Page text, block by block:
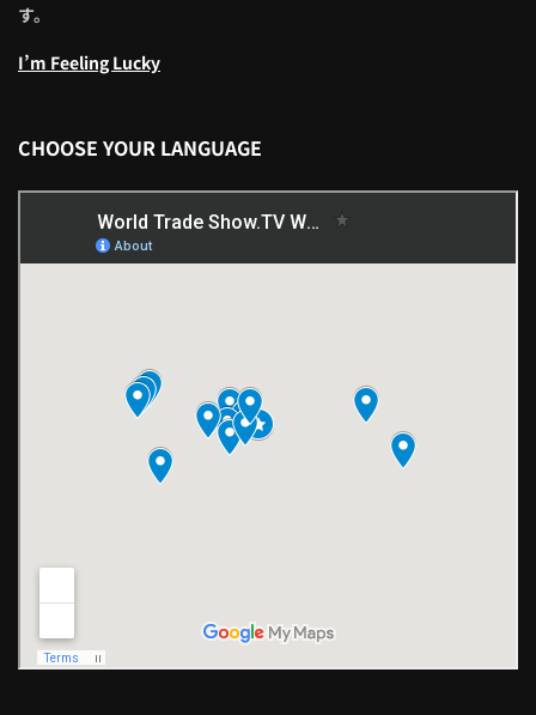
す。
I’m Feeling Lucky
CHOOSE YOUR LANGUAGE